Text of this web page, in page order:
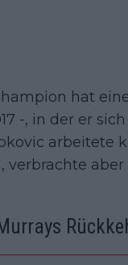
hat
-, in der er